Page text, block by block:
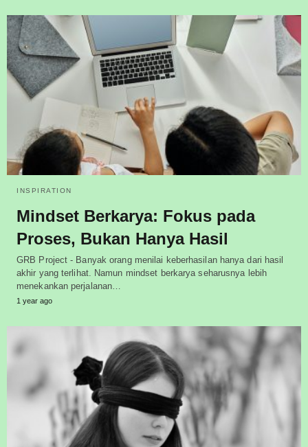
INSPIRATION
Mindset Berkarya: Fokus pada
Proses, Bukan Hanya Hasil
GRB Project - Banyak orang menilai keberhasilan hanya dari hasil
akhir yang terlihat. Namun mindset berkarya seharusnya lebih
menekankan perjalanan…
1 year ago